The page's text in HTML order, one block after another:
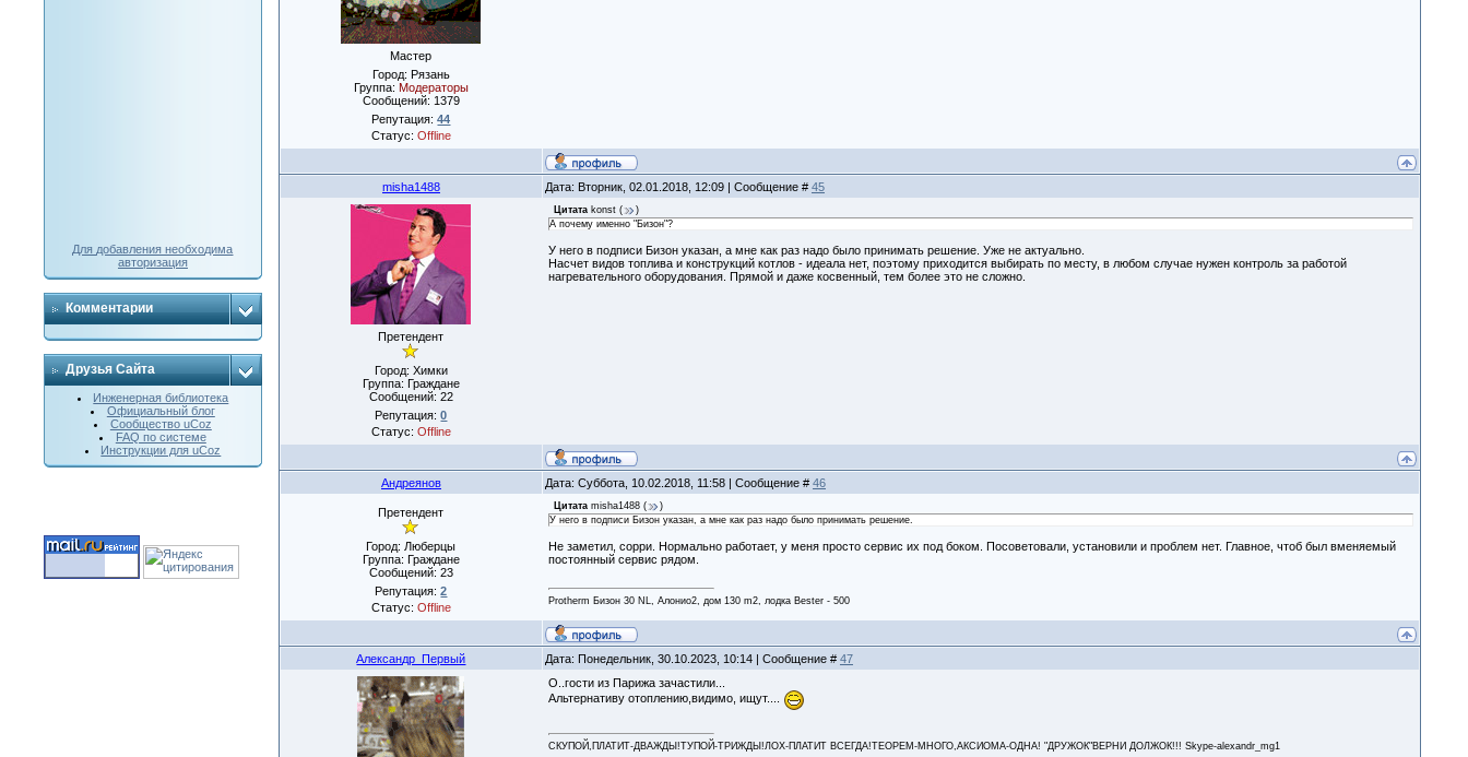
Для добавления необходима
авторизация
Комментарии
Друзья Сайта
Инженерная библиотека
Официальный блог
Сообщество uCoz
FAQ по системе
Инструкции для uCoz
Мастер
Город: Рязань
Группа: Модераторы
Сообщений: 1379
Репутация:44
Статус: Offline
misha1488 Дата: Вторник, 02.01.2018, 12:09 | Сообщение # 45
Претендент
Город: Химки
Группа: Граждане
Сообщений: 22
Репутация:0
Статус: Offline
Цитата konst(
)
А почему именно "Бизон"?
У него в подписи Бизон указан, а мне как раз надо было принимать решение. Уже не актуально.
Насчет видов топлива и конструкций котлов - идеала нет, поэтому приходится выбирать по месту, в любом случае нужен контроль за работой
нагревательного оборудования. Прямой и даже косвенный, тем более это не сложно.
Андреянов Дата: Суббота, 10.02.2018, 11:58 | Сообщение # 46
Претендент
Город: Люберцы
Группа: Граждане
Сообщений: 23
Репутация:2
Статус: Offline
Цитата misha1488(
)
У него в подписи Бизон указан, а мне как раз надо было принимать решение.
Не заметил, сорри. Нормально работает, у меня просто сервис их под боком. Посоветовали, установили и проблем нет. Главное, чтоб был вменяемый
постоянный сервис рядом.
Protherm Бизон 30 NL, Алонио2, дом 130 m2, лодка Bester - 500
Александр_Первый Дата: Понедельник, 30.10.2023, 10:14 | Сообщение # 47
О..гости из Парижа зачастили...
Альтернативу отоплению,видимо, ищут....
СКУПОЙ,ПЛАТИТ-ДВАЖДЫ!ТУПОЙ-ТРИЖДЫ!ЛОХ-ПЛАТИТ ВСЕГДА!ТЕОРЕМ-МНОГО,АКСИОМА-ОДНА! "ДРУЖОК"ВЕРНИ ДОЛЖОК!!! Skype-alexandr_mg1